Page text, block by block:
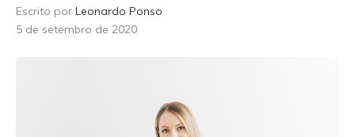
Escrito por Leonardo Ponso
5 de setembro de 2020